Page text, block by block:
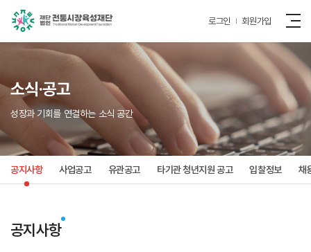
로그인 회원가입
소식·공고
성장과 기회를 연결하는 소식 공간
공지사항 사업공고 유관공고 타기관 청년지원 공고 입찰정보 채
공지사항